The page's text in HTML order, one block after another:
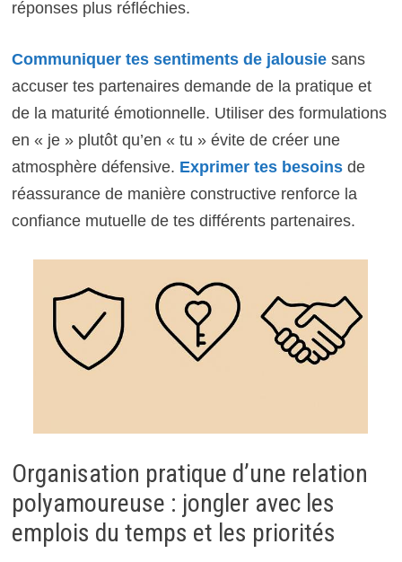
réponses plus réfléchies.
Communiquer tes sentiments de jalousiesans
accuser tes partenaires demande de la pratique et
de la maturité émotionnelle. Utiliser des formulations
en « je » plutôt qu’en « tu » évite de créer une
atmosphère défensive. Exprimer tes besoinsde
réassurance de manière constructive renforce la
confiance mutuelle de tes différents partenaires.
Organisation pratique d’une relation
polyamoureuse : jongler avec les
emplois du temps et les priorités